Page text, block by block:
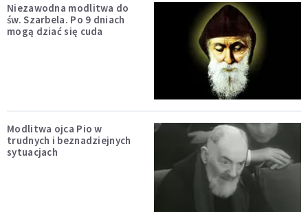
Niezawodna modlitwa do
św. Szarbela. Po 9 dniach
mogą dziać się cuda
Modlitwa ojca Pio w
trudnych i beznadziejnych
sytuacjach